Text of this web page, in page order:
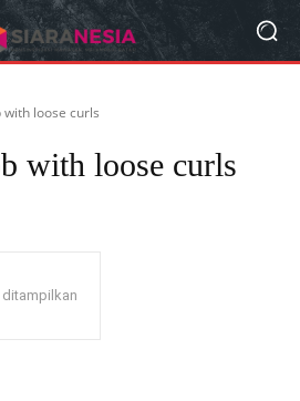
with loose curls
with loose curls